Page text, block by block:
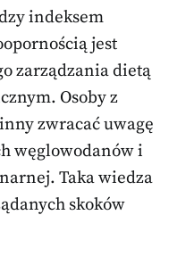
indeksem
jest
zarządzania dietą
Osoby z
zwracać uwagę
węglowodanów i
Taka wiedza
skoków